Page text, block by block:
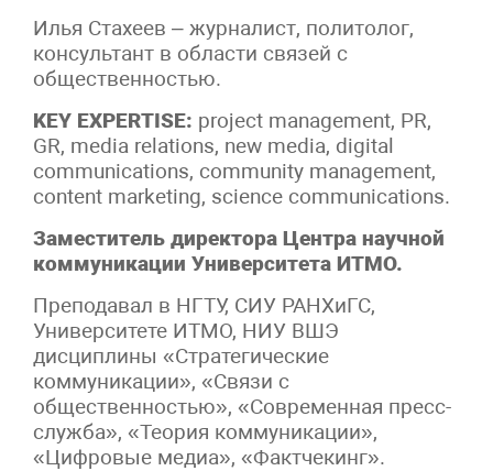
Илья Стахеев – журналист, политолог,
консультант в области связей с
общественностью.
KEY EXPERTISE: project management, PR,
GR, media relations, new media, digital
communications, community management,
content marketing, science communications.
Заместитель директора Центра научной
коммуникации Университета ИТМО.
Преподавал в НГТУ, СИУ РАНХиГС,
Университете ИТМО, НИУ ВШЭ
дисциплины «Стратегические
коммуникации», «Связи с
общественностью», «Современная пресс-
служба», «Теория коммуникации»,
«Цифровые медиа», «Фактчекинг».